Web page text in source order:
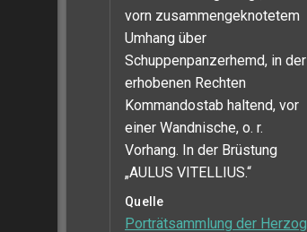
vorn zusammengeknotetem
Umhang über
Schuppenpanzerhemd, in der
erhobenen Rechten
Kommandostab haltend, vor
einer Wandnische, o. r.
Vorhang. In der Brüstung
„AULUS VITELLIUS.“
Quelle
Porträtsammlung der Herzog